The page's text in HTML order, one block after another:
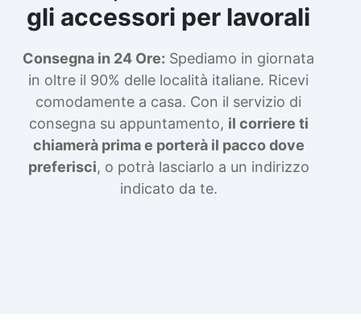
gli accessori per lavorali
Consegna in 24 Ore: Spediamo in giornata
in oltre il 90% delle località italiane. Ricevi
comodamente a casa. Con il servizio di
consegna su appuntamento, il corriere ti
chiamerà prima e porterà il pacco dove
preferisci, o potrà lasciarlo a un indirizzo
indicato da te.